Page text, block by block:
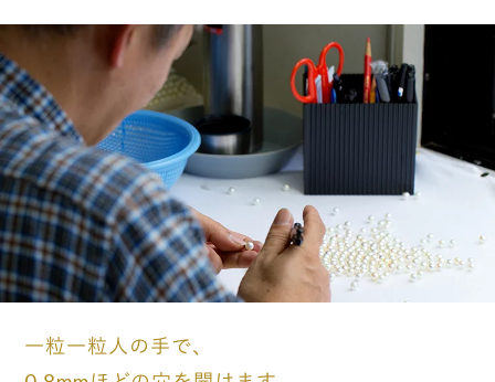
一粒一粒人の手で、